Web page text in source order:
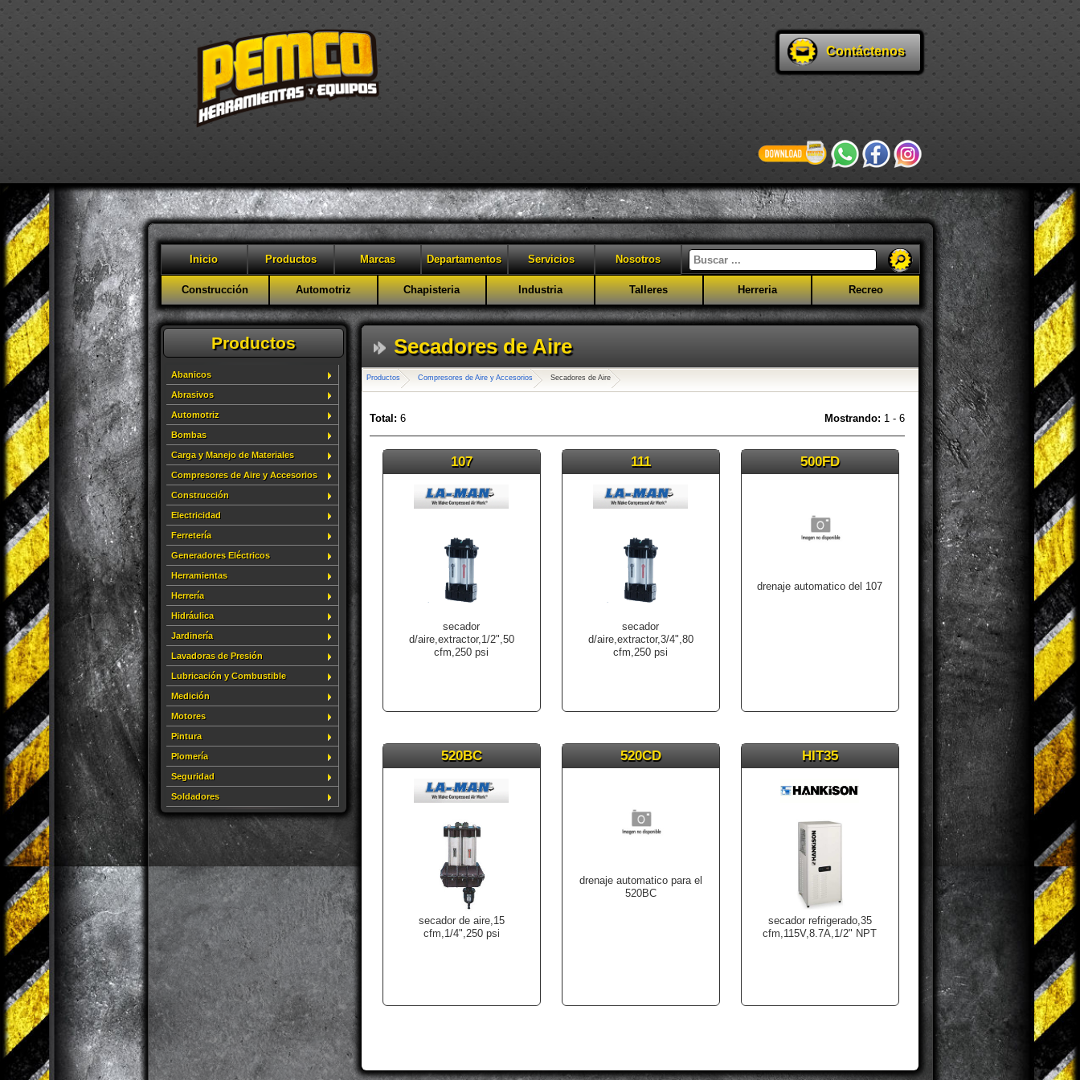
Contáctenos
Inicio Productos Marcas Departamentos Servicios Nosotros
Construcción Automotriz Chapisteria Industria Talleres Herreria Recreo
Productos
Abanicos
Abrasivos
Automotriz
Bombas
Carga y Manejo de Materiales
Compresores de Aire y Accesorios
Construcción
Electricidad
Ferretería
Generadores Eléctricos
Herramientas
Herrería
Hidráulica
Jardinería
Lavadoras de Presión
Lubricación y Combustible
Medición
Motores
Pintura
Plomería
Seguridad
Soldadores
Secadores de Aire
Productos Compresores de Aire y Accesorios Secadores de Aire
Total: 6 Mostrando: 1 - 6
107
secador
d/aire,extractor,1/2",50
cfm,250 psi
111
secador
d/aire,extractor,3/4",80
cfm,250 psi
500FD
drenaje automatico del 107
520BC
secador de aire,15
cfm,1/4",250 psi
520CD
drenaje automatico para el
520BC
HIT35
secador refrigerado,35
cfm,115V,8.7A,1/2" NPT